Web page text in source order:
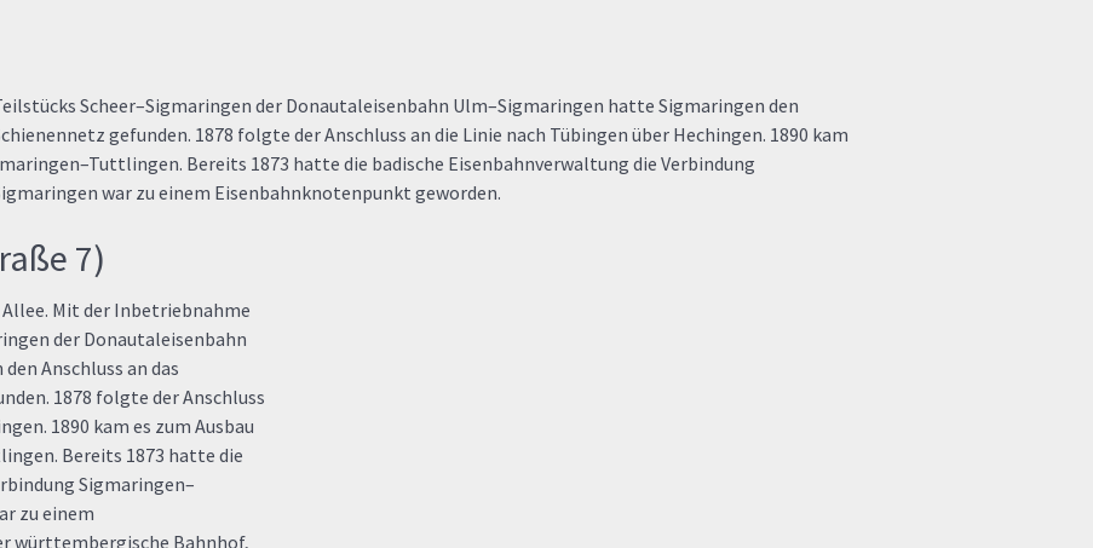
Scheer–Sigmaringen der Donautaleisenbahn Ulm–Sigmaringen hatte Sigmaringen den
gefunden. 1878 folgte der Anschluss an die Linie nach Tübingen über Hechingen. 1890 kam
Bereits 1873 hatte die badische Eisenbahnverwaltung die Verbindung
war zu einem Eisenbahnknotenpunkt geworden.
7)
Mit der Inbetriebnahme
der Donautaleisenbahn
Anschluss an das
1878 folgte der Anschluss
1890 kam es zum Ausbau
Bereits 1873 hatte die
Sigmaringen–
zu einem
württembergische Bahnhof,